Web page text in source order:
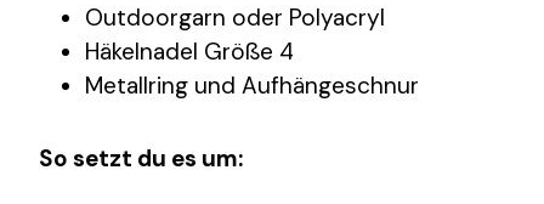
Outdoorgarn oder Polyacryl
Häkelnadel Größe 4
Metallring und Aufhängeschnur
So setzt du es um: